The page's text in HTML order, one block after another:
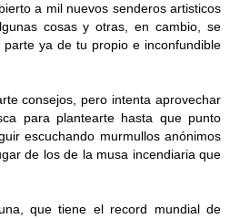
a mil nuevos senderos artisticos
cosas y otras, en cambio, se
ya de tu propio e inconfundible
consejos, pero intenta aprovechar
para plantearte hasta que punto
escuchando murmullos anónimos
de los de la musa incendiaria que
que tiene el record mundial de